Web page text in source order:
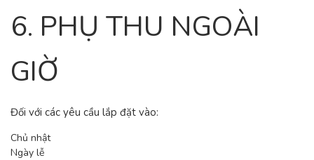
6. PHỤ THU NGOÀI
GIỜ
Đối với các yêu cầu lắp đặt vào:
Chủ nhật
Ngày lễ